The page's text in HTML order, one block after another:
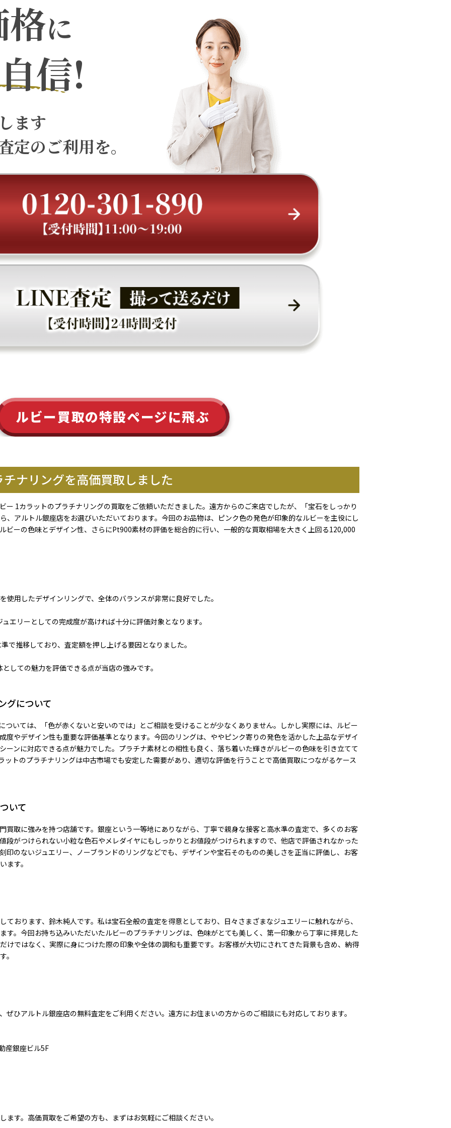
に
自信!
ます
定のご利用を。
ルビー買取の特設ページに飛ぶ
ナリングを高価買取しました
ー 1カラットのプラチナリングの買取をご依頼いただきました。遠方からのご来店でしたが、「宝石をしっかり
、アルトル銀座店をお選びいただいております。今回のお品物は、ピンク色の発色が印象的なルビーを主役にし
ビーの色味とデザイン性、さらにPt900素材の評価を総合的に行い、一般的な買取相場を大きく上回る120,000
使用したデザインリングで、全体のバランスが非常に良好でした。
エリーとしての完成度が高ければ十分に評価対象となります。
で推移しており、査定額を押し上げる要因となりました。
しての魅力を評価できる点が当店の強みです。
グについて
ついては、「色が赤くないと安いのでは」とご相談を受けることが少なくありません。しかし実際には、ルビー
度やデザイン性も重要な評価基準となります。今回のリングは、ややピンク寄りの発色を活かした上品なデザイ
ーンに対応できる点が魅力でした。プラチナ素材との相性も良く、落ち着いた輝きがルビーの色味を引き立てて
ットのプラチナリングは中古市場でも安定した需要があり、適切な評価を行うことで高価買取につながるケース
いて
買取に強みを持つ店舗です。銀座という一等地にありながら、丁寧で親身な接客と高水準の査定で、多くのお客
段がつけられない小粒な色石やメレダイヤにもしっかりとお値段がつけられますので、他店で評価されなかった
印のないジュエリー、ノーブランドのリングなどでも、デザインや宝石そのものの美しさを正当に評価し、お客
ます。
ております、鈴木純人です。私は宝石全般の査定を得意としており、日々さまざまなジュエリーに触れながら、
す。今回お持ち込みいただいたルビーのプラチナリングは、色味がとても美しく、第一印象から丁寧に拝見した
けではなく、実際に身につけた際の印象や全体の調和も重要です。お客様が大切にされてきた背景も含め、納得
。
ぜひアルトル銀座店の無料査定をご利用ください。遠方にお住まいの方からのご相談にも対応しております。
産銀座ビル5F
ます。高価買取をご希望の方も、まずはお気軽にご相談ください。